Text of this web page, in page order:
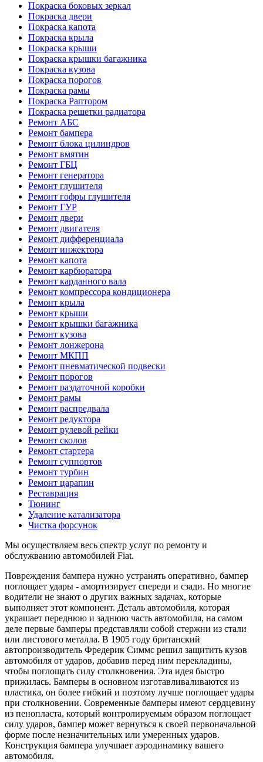
Покраска боковых зеркал
Покраска двери
Покраска капота
Покраска крыла
Покраска крыши
Покраска крышки багажника
Покраска кузова
Покраска порогов
Покраска рамы
Покраска Раптором
Покраска решетки радиатора
Ремонт АБС
Ремонт бампера
Ремонт блока цилиндров
Ремонт вмятин
Ремонт ГБЦ
Ремонт генератора
Ремонт глушителя
Ремонт гофры глушителя
Ремонт ГУР
Ремонт двери
Ремонт двигателя
Ремонт дифференциала
Ремонт инжектора
Ремонт капота
Ремонт карбюратора
Ремонт карданного вала
Ремонт компрессора кондиционера
Ремонт крыла
Ремонт крыши
Ремонт крышки багажника
Ремонт кузова
Ремонт лонжерона
Ремонт МКПП
Ремонт пневматической подвески
Ремонт порогов
Ремонт раздаточной коробки
Ремонт рамы
Ремонт распредвала
Ремонт редуктора
Ремонт рулевой рейки
Ремонт сколов
Ремонт стартера
Ремонт суппортов
Ремонт турбин
Ремонт царапин
Реставрация
Тюнинг
Удаление катализатора
Чистка форсунок
Мы осуществляем весь спектр услуг по ремонту и
обслужванию автомобилей Fiat.
Повреждения бампера нужно устранять оперативно, бампер
поглощает удары - амортизирует спереди и сзади. Но многие
водители не знают о других важных задачах, которые
выполняет этот компонент. Деталь автомобиля, которая
украшает переднюю и заднюю часть автомобиля, на самом
деле первые бамперы представляли собой стержни из стали
или листового металла. В 1905 году британский
автопроизводитель Фредерик Симмс решил защитить кузов
автомобиля от ударов, добавив перед ним перекладины,
чтобы поглощать силу столкновения. Эта идея быстро
прижилась. Бамперы в основном изготавливаливаются из
пластика, он более гибкий и поэтому лучше поглощает удары
при столкновении. Современные бамперы имеют сердцевину
из пенопласта, который контролируемым образом поглощает
силу ударов, бампер может вернуться к своей первоначальной
форме после незначительных или умеренных ударов.
Конструкция бампера улучшает аэродинамику вашего
автомобиля.